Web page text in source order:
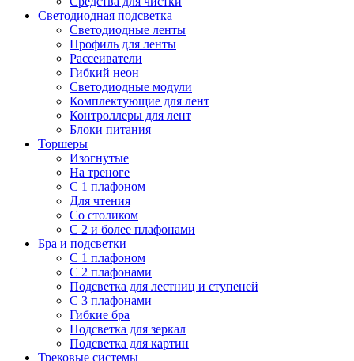
Светодиодная подсветка
Светодиодные ленты
Профиль для ленты
Рассеиватели
Гибкий неон
Светодиодные модули
Комплектующие для лент
Контроллеры для лент
Блоки питания
Торшеры
Изогнутые
На треноге
С 1 плафоном
Для чтения
Со столиком
С 2 и более плафонами
Бра и подсветки
С 1 плафоном
С 2 плафонами
Подсветка для лестниц и ступеней
С 3 плафонами
Гибкие бра
Подсветка для зеркал
Подсветка для картин
Трековые системы